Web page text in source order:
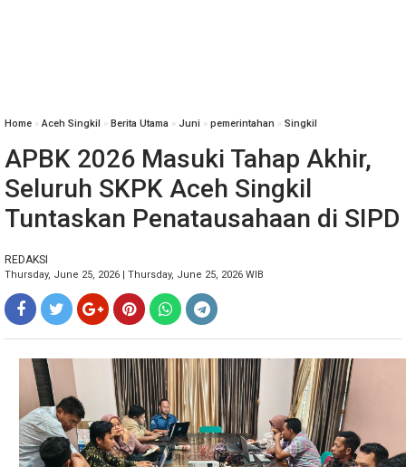
Home »Aceh Singkil » Berita Utama » Juni » pemerintahan » Singkil
APBK 2026 Masuki Tahap Akhir,
Seluruh SKPK Aceh Singkil
Tuntaskan Penatausahaan di SIPD
REDAKSI
Thursday, June 25, 2026 | Thursday, June 25, 2026 WIB